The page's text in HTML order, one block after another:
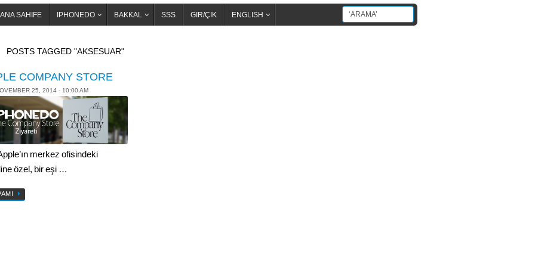
ANA SAHIFE IPHONEDO BAKKAL SSS GIR/ÇIK ENGLISH
POSTS TAGGED "AKSESUAR"
COMPANY STORE
25, 2014 - 10:00 AM
merkez ofisindeki
özel, bir eşi …